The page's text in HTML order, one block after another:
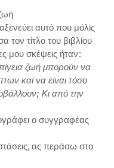
αυτό που μόλις
τίτλο του βιβλίου
μου σκέψεις ήταν:
ζωή μπορούν να
καί να είναι τόσο
Κι από την
ο συγγραφέας
ας περάσω στο